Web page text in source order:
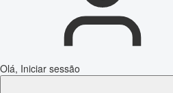
Olá, Iniciar sessão